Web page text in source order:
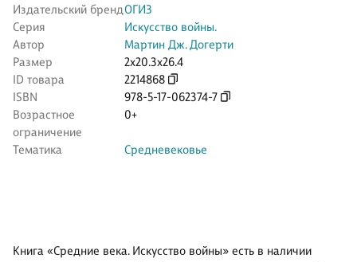
Издательский брендОГИЗ
Серия
Искусство войны.
Автор
Мартин Дж. Догерти
Размер
2x20.3x26.4
ID товара
2214868
ISBN
978-5-17-062374-7
Возрастное
ограничение
0+
Тематика Средневековье
Книга «Средние века. Искусство войны» есть в наличии